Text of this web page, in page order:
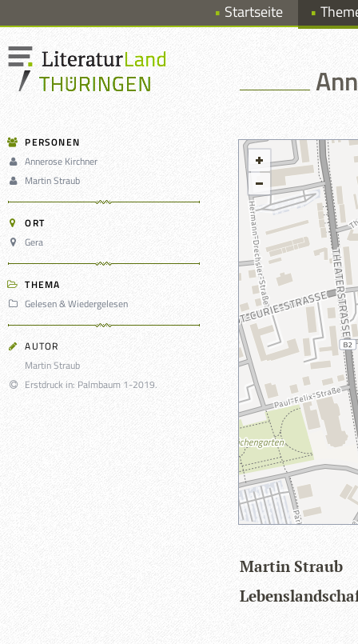
Startseite
PERSONEN
Annerose Kirchner
Martin Straub
ORT
Gera
THEMA
Gelesen & Wiedergelesen
AUTOR
Martin Straub
Erstdruck in: Palmbaum 1-2019.
Mar­tin Straub